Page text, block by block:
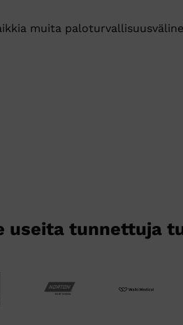
muita
useita tunnettuja